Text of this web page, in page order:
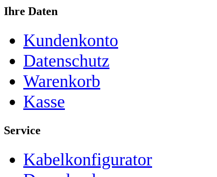
Ihre Daten
Kundenkonto
Datenschutz
Warenkorb
Kasse
Service
Kabelkonfigurator